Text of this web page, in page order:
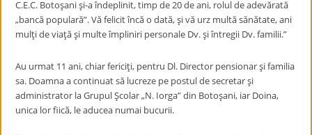
C.E.C. Botoşani şi-a îndeplinit, timp de 20 de ani, rolul de adevărată
„bancă populară”. Vă felicit încă o dată, şi vă urz multă sănătate, ani
mulţi de viaţă şi multe împliniri personale Dv. şi întregii Dv. familii.”
Au urmat 11 ani, chiar fericiţi, pentru Dl. Director pensionar şi familia
sa. Doamna a continuat să lucreze pe postul de secretar şi
administrator la Grupul Şcolar „N. Iorga” din Botoşani, iar Doina,
unica lor fiică, le aducea numai bucurii.